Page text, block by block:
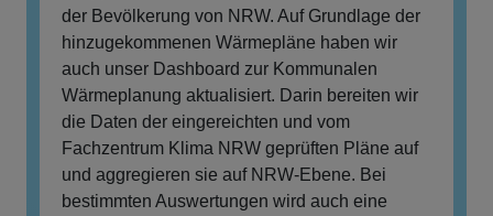
der Bevölkerung von NRW. Auf Grundlage der
hinzugekommenen Wärmepläne haben wir
auch unser Dashboard zur Kommunalen
Wärmeplanung aktualisiert. Darin bereiten wir
die Daten der eingereichten und vom
Fachzentrum Klima NRW geprüften Pläne auf
und aggregieren sie auf NRW-Ebene. Bei
bestimmten Auswertungen wird auch eine